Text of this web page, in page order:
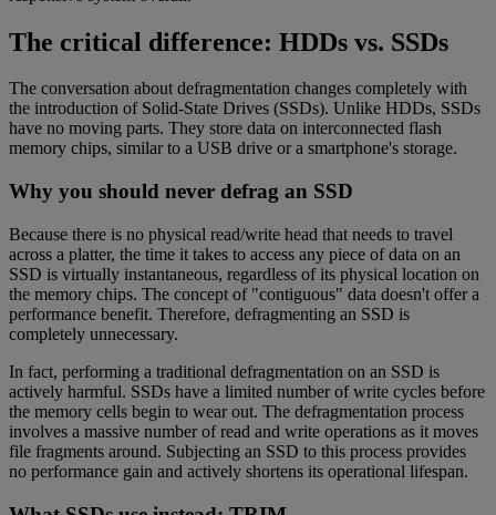
The critical difference: HDDs vs. SSDs
The conversation about defragmentation changes completely with
the introduction of Solid-State Drives (SSDs). Unlike HDDs, SSDs
have no moving parts. They store data on interconnected flash
memory chips, similar to a USB drive or a smartphone's storage.
Why you should never defrag an SSD
Because there is no physical read/write head that needs to travel
across a platter, the time it takes to access any piece of data on an
SSD is virtually instantaneous, regardless of its physical location on
the memory chips. The concept of "contiguous" data doesn't offer a
performance benefit. Therefore, defragmenting an SSD is
completely unnecessary.
In fact, performing a traditional defragmentation on an SSD is
actively harmful. SSDs have a limited number of write cycles before
the memory cells begin to wear out. The defragmentation process
involves a massive number of read and write operations as it moves
file fragments around. Subjecting an SSD to this process provides
no performance gain and actively shortens its operational lifespan.